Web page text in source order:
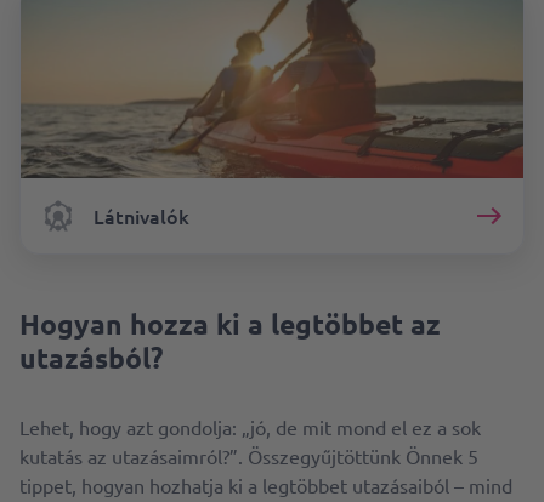
Látnivalók
Hogyan hozza ki a legtöbbet az
utazásból?
Lehet, hogy azt gondolja: „jó, de mit mond el ez a sok
kutatás az utazásaimról?”. Összegyűjtöttünk Önnek 5
tippet, hogyan hozhatja ki a legtöbbet utazásaiból – mind